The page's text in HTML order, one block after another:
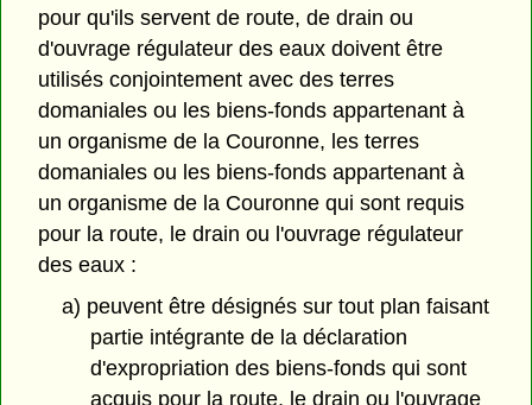
pour qu'ils servent de route, de drain ou
d'ouvrage régulateur des eaux doivent être
utilisés conjointement avec des terres
domaniales ou les biens-fonds appartenant à
un organisme de la Couronne, les terres
domaniales ou les biens-fonds appartenant à
un organisme de la Couronne qui sont requis
pour la route, le drain ou l'ouvrage régulateur
des eaux :
a) peuvent être désignés sur tout plan faisant
partie intégrante de la déclaration
d'expropriation des biens-fonds qui sont
acquis pour la route, le drain ou l'ouvrage